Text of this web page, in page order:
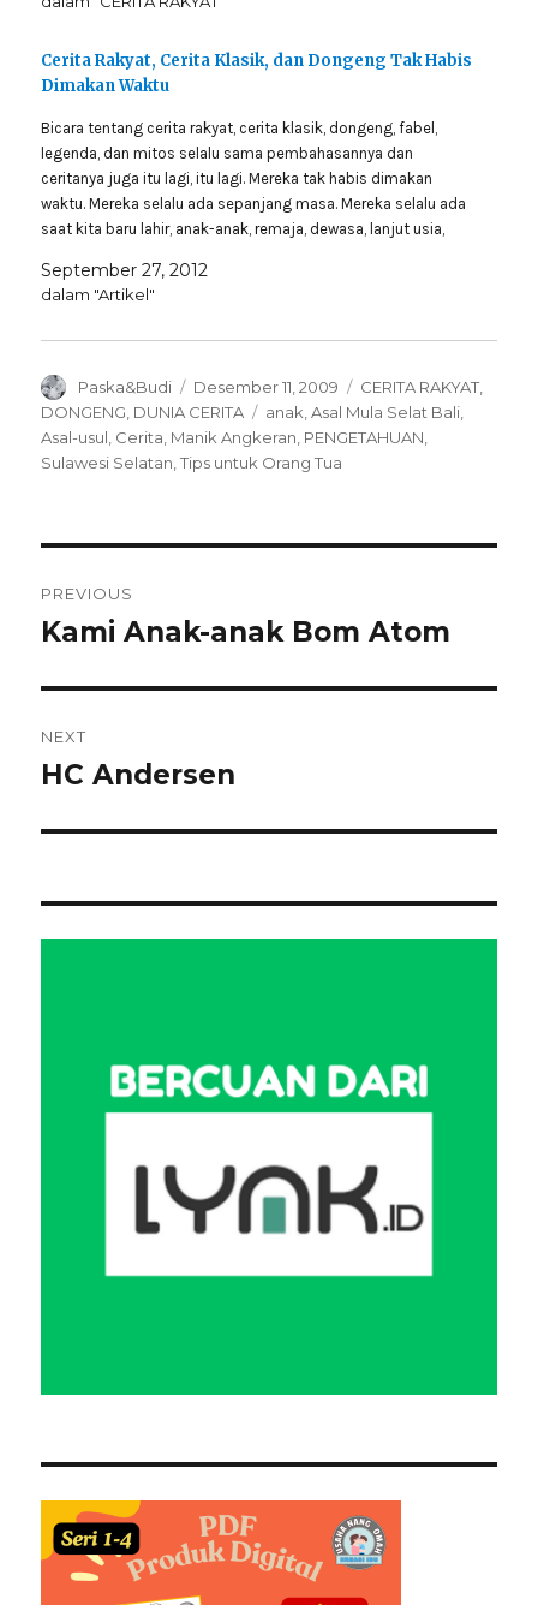
Cerita Rakyat, Cerita Klasik, dan Dongeng Tak Habis
Dimakan Waktu
Bicara tentang cerita rakyat, cerita klasik, dongeng, fabel,
legenda, dan mitos selalu sama pembahasannya dan
ceritanya juga itu lagi, itu lagi. Mereka tak habis dimakan
waktu. Mereka selalu ada sepanjang masa. Mereka selalu ada
saat kita baru lahir, anak-anak, remaja, dewasa, lanjut usia,
September 27, 2012
dalam "Artikel"
Author
Paska&Budi
Posted
on
Desember 11, 2009 Categories
CERITA RAKYAT
DONGENG DUNIA CERITA Tags
anak ,Asal Mula Selat Bali
Asal-usul Cerita Manik Angkeran PENGETAHUAN
Sulawesi Selatan ,Tips untuk Orang Tua
pos
PREVIOUS
Previous
Kami Anak-anak Bom Atom
NEXT
Next
HC Andersen